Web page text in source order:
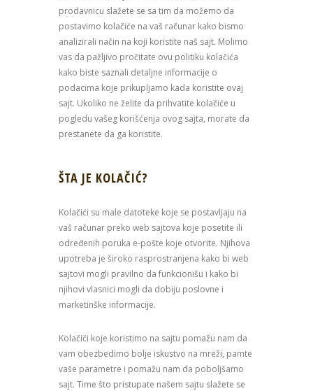
prodavnicu slažete se sa tim da možemo da
postavimo kolačiće na vaš računar kako bismo
analizirali način na koji koristite naš sajt. Molimo
vas da pažljivo pročitate ovu politiku kolačića
kako biste saznali detaljne informacije o
podacima koje prikupljamo kada koristite ovaj
sajt. Ukoliko ne želite da prihvatite kolačiće u
pogledu vašeg korišćenja ovog sajta, morate da
prestanete da ga koristite.
ŠTA JE KOLAČIĆ?
Kolačići su male datoteke koje se postavljaju na
vaš računar preko web sajtova koje posetite ili
određenih poruka e-pošte koje otvorite. Njihova
upotreba je široko rasprostranjena kako bi web
sajtovi mogli pravilno da funkcionišu i kako bi
njihovi vlasnici mogli da dobiju poslovne i
marketinške informacije.
Kolačići koje koristimo na sajtu pomažu nam da
vam obezbedimo bolje iskustvo na mreži, pamte
vaše parametre i pomažu nam da poboljšamo
sajt. Time što pristupate našem sajtu slažete se